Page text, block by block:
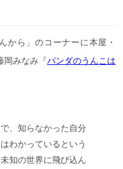
から」のコーナーに本屋・
みなみ『パンダのうんこは
、知らなかった自分
わかっているという
知の世界に飛び込ん